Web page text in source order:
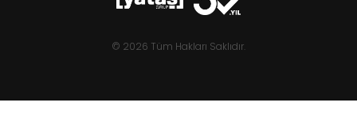
© 2026 Tüm Hakları Saklıdır.